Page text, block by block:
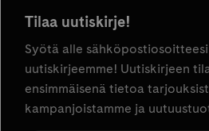
Tilaa uutiskirje!
Syötä alle
uutiskirjeemme! Uutiskirjeen
ensimmäisenä tietoa
kampanjoistamme ja